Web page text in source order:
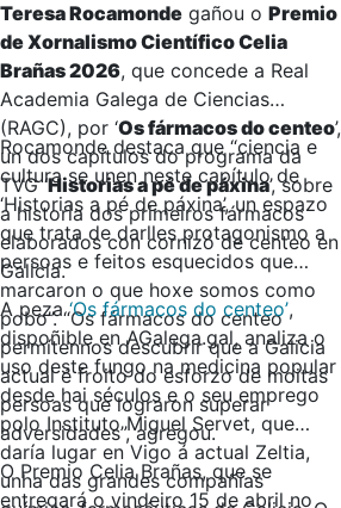
Teresa Rocamonde gañou o Premio
de Xornalismo Científico Celia
Brañas 2026, que concede a Real
Academia Galega de Ciencias
(RAGC), por ‘Os fármacos do centeo’,
un dos capítulos do programa da
TVG ‘Historias a pé de páxina’, sobre
a historia dos primeiros fármacos
elaborados con cornizó de centeo en
Galicia.
Rocamonde destaca que “ciencia e
cultura se unen neste capítulo de
‘Historias a pé de páxina’, un espazo
que trata de darlles protagonismo a
persoas e feitos esquecidos que
marcaron o que hoxe somos como
pobo”. “Os fármacos do centeo
permítennos descubrir que a Galicia
actual é froito do esforzo de moitas
persoas que lograron superar
adversidades”, agregou.
A peza‘Os fármacos do centeo’,
dispoñible en AGalega.gal, analiza o
uso deste fungo na medicina popular
desde hai séculos e o seu emprego
polo Instituto Miguel Servet, que
daría lugar en Vigo á actual Zeltia,
unha das grandes compañías
O Premio Celia Brañas, que se
entregará o vindeiro 15 de abril no